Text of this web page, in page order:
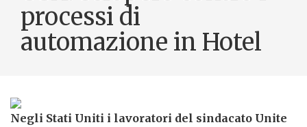
processi di
automazione in Hotel
Negli Stati Uniti i lavoratori del sindacato Unite